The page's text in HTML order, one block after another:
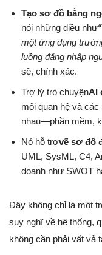
Tạo sơ đồ bằng
nói những điều như
một ứng dụng
luồng đăng nhập
sẽ, chính xác.
Trợ lý trò chuyệnAI
mối quan hệ và
nhau—phần mềm,
Nó hỗ trợvẽ sơ đồ
UML, SysML, C4,
doanh như SWOT
Đây không chỉ là một
suy nghĩ về hệ thống,
không cần phải vất vả